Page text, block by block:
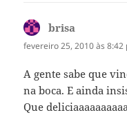
brisa
fevereiro 25, 2010 às 8:42
A gente sabe que
na boca. E ainda
Que